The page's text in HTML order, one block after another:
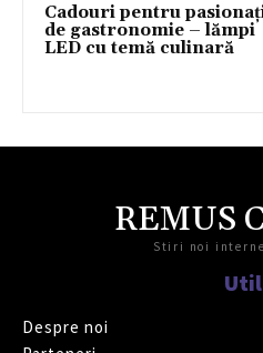
Cadouri pentru
de gastronomie – lămpi
LED cu temă culinară
REMUS
Stiri noi
Despre noi